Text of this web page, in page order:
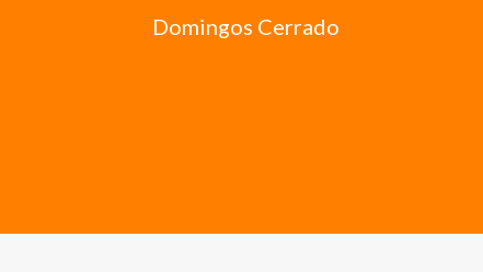
Domingos Cerrado